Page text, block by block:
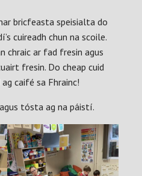
bricfeasta speisialta do
cuireadh chun na scoile.
chraic ar fad fresin agus
fresin. Do cheap cuid
caifé sa Fhrainc!
tósta ag na páistí.